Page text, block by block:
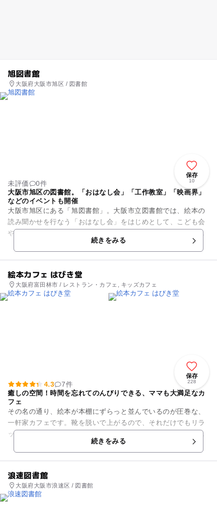
旭図書館
大阪府大阪市旭区 / 図書館
保存
10
未評価
0件
大阪市旭区の図書館。「おはなし会」「工作教室」「映画界」
などのイベントも開催
大阪市旭区にある「旭図書館」。大阪市立図書館では、絵本の
読み聞かせを行なう「おはなし会」をはじめとして、こども会
や工作教室、映画会などのイベントを各区の館にて催していま
続きをみる
絵本カフェ はびき堂
大阪府富田林市 / レストラン・カフェ, キッズカフェ
保存
228
4.3
7件
癒しの空間！時間を忘れてのんびりできる、ママも大満足なカ
フェ
その名の通り、絵本が本棚にずらっと並んでいるのが圧巻な、
一軒家カフェです。靴を脱いで上がるので、それだけでもリラ
ックス。さらに、お店の構造を上手に利用した半個室やロフト
席があり、棚の絵本や店内の...続きをみる
浪速図書館
大阪府大阪市浪速区 / 図書館